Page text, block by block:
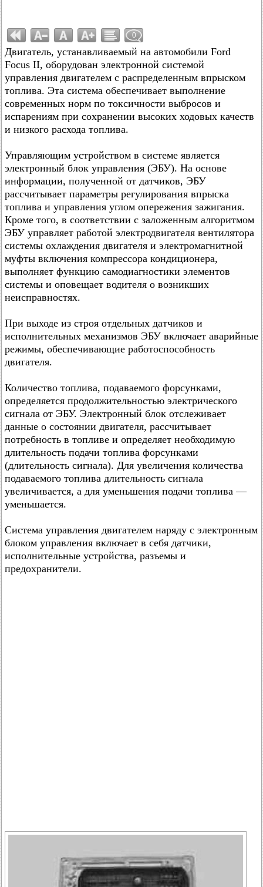
0
Двигатель, устанавливаемый на автомобили Ford
Focus II, оборудован электронной системой
управления двигателем с распределенным впрыском
топлива. Эта система обеспечивает выполнение
современных норм по токсичности выбросов и
испарениям при сохранении высоких ходовых качеств
и низкого расхода топлива.
Управляющим устройством в системе является
электронный блок управления (ЭБУ). На основе
информации, полученной от датчиков, ЭБУ
рассчитывает параметры регулирования впрыска
топлива и управления углом опережения зажигания.
Кроме того, в соответствии с заложенным алгоритмом
ЭБУ управляет работой электродвигателя вентилятора
системы охлаждения двигателя и электромагнитной
муфты включения компрессора кондиционера,
выполняет функцию самодиагностики элементов
системы и оповещает водителя о возникших
неисправностях.
При выходе из строя отдельных датчиков и
исполнительных механизмов ЭБУ включает аварийные
режимы, обеспечивающие работоспособность
двигателя.
Количество топлива, подаваемого форсунками,
определяется продолжительностью электрического
сигнала от ЭБУ. Электронный блок отслеживает
данные о состоянии двигателя, рассчитывает
потребность в топливе и определяет необходимую
длительность подачи топлива форсунками
(длительность сигнала). Для увеличения количества
подаваемого топлива длительность сигнала
увеличивается, а для уменьшения подачи топлива —
уменьшается.
Система управления двигателем наряду с электронным
блоком управления включает в себя датчики,
исполнительные устройства, разъемы и
предохранители.